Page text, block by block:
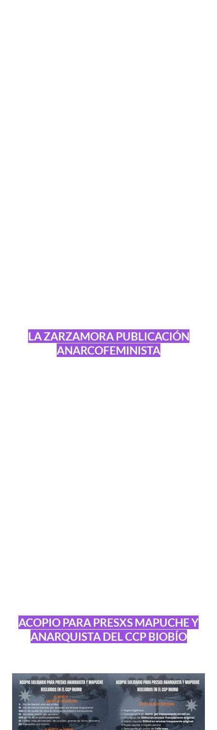
LA ZARZAMORA PUBLICACIÓN
ANARCOFEMINISTA
ACOPIO PARA PRESXS MAPUCHE Y
ANARQUISTA DEL CCP BIOBÍO